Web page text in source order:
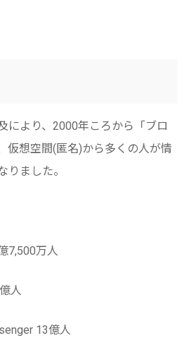
により、2000年ころから「ブロ
仮想空間(匿名)から多くの人が情
りました。
7,500万人
人
13億人